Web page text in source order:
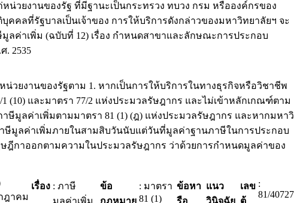
ยงานของรัฐ ที่มีฐานะเป็นกระทรวง ทบวง กรม หรือองค์กรของ
คลที่รัฐบาลเป็นเจ้าของ การให้บริการดังกล่าวของมหาวิทยาลัยฯ จะ
ลค่าเพิ่ม (ฉบับที่ 12) เรื่อง กำหนดสาขาและลักษณะการประกอบ
. 2535
งานของรัฐตาม 1. หากเป็นการให้บริการในทางธุรกิจหรือวิชาชีพ
(10) และมาตรา 77/2 แห่งประมวลรัษฎากร และไม่เข้าหลักเกณฑ์ตาม
ษีมูลค่าเพิ่มตามมาตรา 81 (1) (ฎ) แห่งประมวลรัษฎากร และหากมหาวิ
ษีมูลค่าเพิ่มภายในสามสิบวันนับแต่วันที่มูลค่าฐานภาษีในการประกอบ
ฎีกาออกตามความในประมวลรัษฎากร ว่าด้วยการกำหนดมูลค่าของ
ฎาคม
เรื่อง : ภาษี
มูลค่าเพิ่ม
ข้อ
กฎหมาย
: มาตรา
81 (1)
ข้อหา
รือ
แนว
วินิจฉัย
เลข
ตู้
:
81/40727